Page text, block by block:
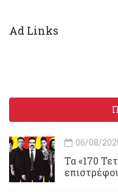
Ad Links
06/08/
Τα «170